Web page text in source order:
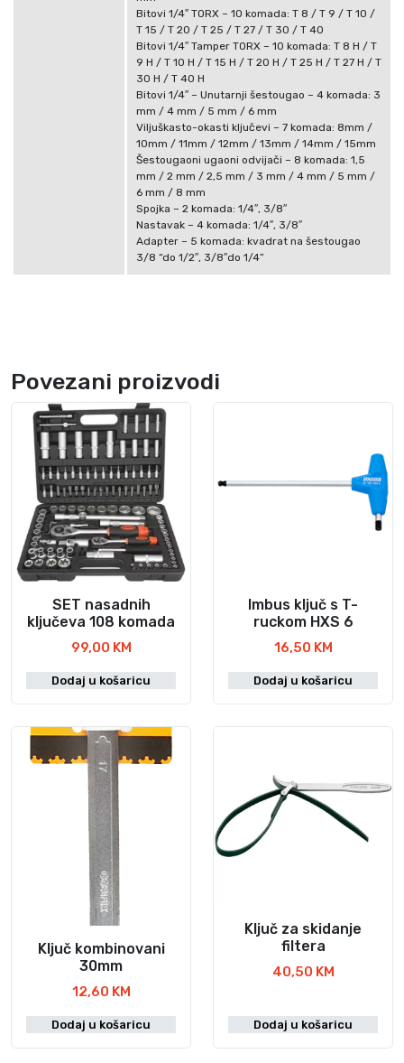
Bitovi 1/4″ TORX – 10 komada: T 8 / T 9 / T 10 /
T 15 / T 20 / T 25 / T 27 / T 30 / T 40
Bitovi 1/4″ Tamper TORX – 10 komada: T 8 H / T
9 H / T 10 H / T 15 H / T 20 H / T 25 H / T 27 H / T
30 H / T 40 H
Bitovi 1/4″ – Unutarnji šestougao – 4 komada: 3
mm / 4 mm / 5 mm / 6 mm
Viljuškasto-okasti ključevi – 7 komada: 8mm /
10mm / 11mm / 12mm / 13mm / 14mm / 15mm
Šestougaoni ugaoni odvijači – 8 komada: 1,5
mm / 2 mm / 2,5 mm / 3 mm / 4 mm / 5 mm /
6 mm / 8 mm
Spojka – 2 komada: 1/4″, 3/8″
Nastavak – 4 komada: 1/4″, 3/8″
Adapter – 5 komada: kvadrat na šestougao
3/8 “do 1/2″, 3/8″do 1/4”
Povezani proizvodi
SET nasadnih
ključeva 108 komada
99,00 KM
Dodaj u košaricu
Imbus ključ s T-
ruckom HXS 6
16,50 KM
Dodaj u košaricu
Ključ kombinovani
30mm
12,60 KM
Dodaj u košaricu
Ključ za skidanje
filtera
40,50 KM
Dodaj u košaricu